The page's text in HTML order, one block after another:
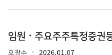
임원ㆍ주요주주특정증권
오광수 2026.01.07